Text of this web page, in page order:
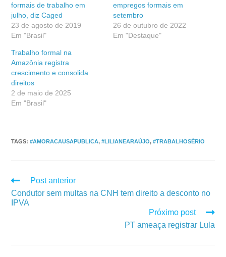
formais de trabalho em
julho, diz Caged
23 de agosto de 2019
Em "Brasil"
empregos formais em
setembro
26 de outubro de 2022
Em "Destaque"
Trabalho formal na
Amazônia registra
crescimento e consolida
direitos
2 de maio de 2025
Em "Brasil"
TAGS:#AMORACAUSAPUBLICA, #LILIANEARAÚJO, #TRABALHOSÉRIO
Post anterior
Condutor sem multas na CNH tem direito a desconto no
IPVA
Próximo post
PT ameaça registrar Lula